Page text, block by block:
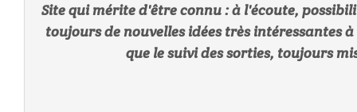
Site qui mérite d'être connu : à l'écoute,
toujours de nouvelles idées très intéressantes
que le suivi des sorties, toujours